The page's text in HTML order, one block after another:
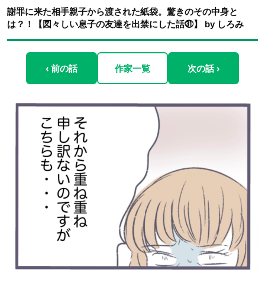
謝罪に来た相手親子から渡された紙袋。驚きのその中身と
は？！【図々しい息子の友達を出禁にした話㉛】 by しろみ
‹ 前の話 作家一覧 次の話 ›